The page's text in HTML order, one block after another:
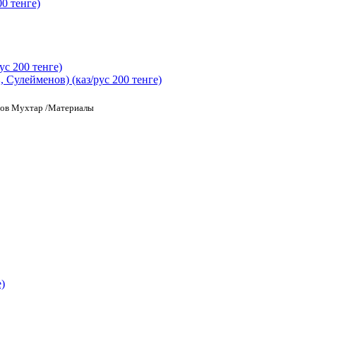
тенге)
200 тенге)
(каз/рус 200 тенге)
Мухтар /Материалы